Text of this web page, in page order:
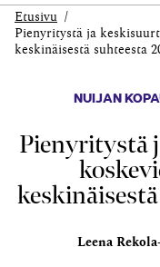
Etusivu
Pienyritystä ja
keskinäisestä suhteesta
NUIJAN
Pienyritystä
Leena